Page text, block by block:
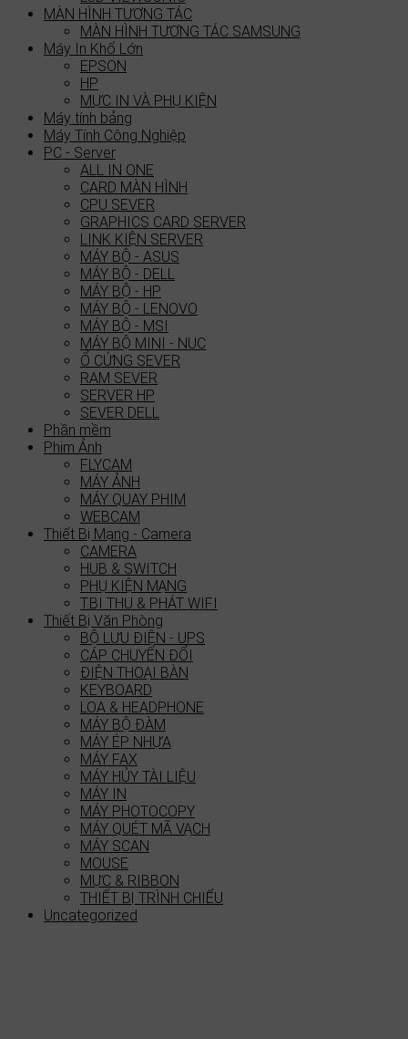
MÀN HÌNH TƯƠNG TÁC
MÀN HÌNH TƯƠNG TÁC SAMSUNG
Máy In Khổ Lớn
EPSON
HP
MỰC IN VÀ PHỤ KIỆN
Máy tính bảng
Máy Tính Công Nghiệp
PC - Server
ALL IN ONE
CARD MÀN HÌNH
CPU SEVER
GRAPHICS CARD SERVER
LINK KIỆN SERVER
MÁY BỘ - ASUS
MÁY BỘ - DELL
MÁY BỘ - HP
MÁY BỘ - LENOVO
MÁY BỘ - MSI
MÁY BỘ MINI - NUC
Ổ CỨNG SEVER
RAM SEVER
SERVER HP
SEVER DELL
Phần mềm
Phim Ảnh
FLYCAM
MÁY ẢNH
MÁY QUAY PHIM
WEBCAM
Thiết Bị Mạng - Camera
CAMERA
HUB & SWITCH
PHỤ KIỆN MẠNG
T.BI THU & PHÁT WIFI
Thiết Bị Văn Phòng
BỘ LƯU ĐIỆN - UPS
CÁP CHUYỂN ĐỔI
ĐIỆN THOẠI BÀN
KEYBOARD
LOA & HEADPHONE
MÁY BỘ ĐÀM
MÁY ÉP NHỰA
MÁY FAX
MÁY HỦY TÀI LIỆU
MÁY IN
MÁY PHOTOCOPY
MÁY QUÉT MÃ VẠCH
MÁY SCAN
MOUSE
MỰC & RIBBON
THIẾT BỊ TRÌNH CHIẾU
Uncategorized